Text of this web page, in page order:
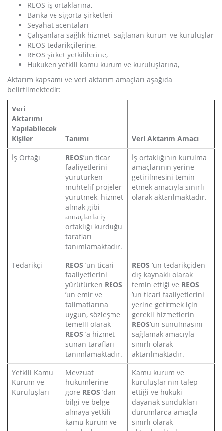
REOS iş ortaklarına,
Banka ve sigorta şirketleri
Seyahat acentaları
Çalışanlara sağlık hizmeti sağlanan kurum ve kuruluşlar
REOS tedarikçilerine,
REOS şirket yetkililerine,
Hukuken yetkili kamu kurum ve kuruluşlarına,
Aktarım kapsamı ve veri aktarım amaçları aşağıda
belirtilmektedir:
Veri
Aktarımı
Yapılabilecek
Kişiler
Tanımı
Veri Aktarım Amacı
İş Ortağı
REOS’un ticari
faaliyetlerini
yürütürken
muhtelif projeler
yürütmek, hizmet
almak gibi
amaçlarla iş
ortaklığı kurduğu
tarafları
tanımlamaktadır.
İş ortaklığının kurulma
amaçlarının yerine
getirilmesini temin
etmek amacıyla sınırlı
olarak aktarılmaktadır.
Tedarikçi REOS ’un ticari
faaliyetlerini
yürütürken REOS
’un emir ve
talimatlarına
uygun, sözleşme
temelli olarak
REOS ’a hizmet
sunan tarafları
tanımlamaktadır.
REOS ‘un tedarikçiden
dış kaynaklı olarak
temin ettiği ve REOS
’un ticari faaliyetlerini
yerine getirmek için
gerekli hizmetlerin
REOS’un sunulmasını
sağlamak amacıyla
sınırlı olarak
aktarılmaktadır.
Yetkili Kamu
Kurum ve
Kuruluşları
Mevzuat
hükümlerine
göre REOS ’dan
bilgi ve belge
almaya yetkili
kamu kurum ve
Kamu kurum ve
kuruluşlarının talep
ettiği ve hukuki
dayanak sundukları
durumlarda amaçla
sınırlı olarak